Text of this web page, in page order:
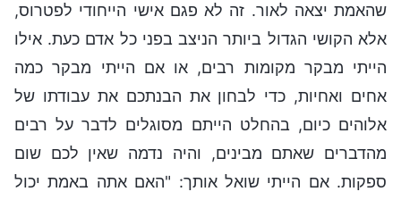
שהאמת יצאה לאור. זה לא פגם אישי הייחודי לפטרוס,
אלא הקושי הגדול ביותר הניצב בפני כל אדם כעת. אילו
הייתי מבקר מקומות רבים, או אם הייתי מבקר כמה
אחים ואחיות, כדי לבחון את הבנתכם את עבודתו של
אלוהים כיום, בהחלט הייתם מסוגלים לדבר על רבים
מהדברים שאתם מבינים, והיה נדמה שאין לכם שום
ספקות. אם הייתי שואל אותך: "האם אתה באמת יכול